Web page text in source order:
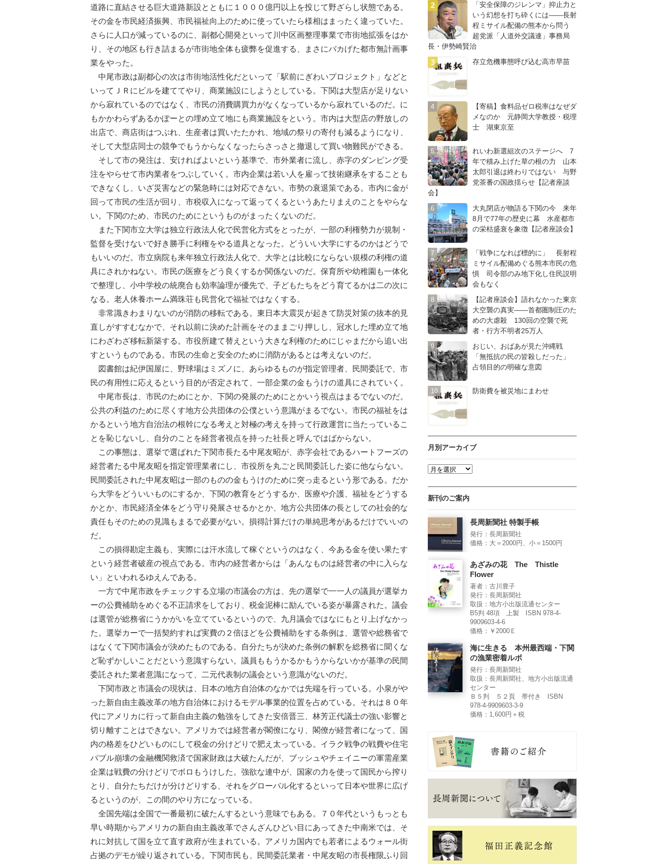
道路に直結させる巨大道路新設とともに１０００億円以上を投じて野ざらし状態である。
その金を市民経済振興、市民福祉向上のために使っていたら様相はまったく違っていた。
さらに人口が減っているのに、副都心開発といって川中区画整理事業で市街地拡張をはか
り、その地区も行き詰まるが市街地全体も疲弊を促進する、まさにバカげた都市無計画事
業をやった。
中尾市政は副都心の次は市街地活性化だといって「駅前にぎわいプロジェクト」などと
いってＪＲにビルを建ててやり、商業施設にしようとしている。下関は大型店が足りない
から寂れているのではなく、市民の消費購買力がなくなっているから寂れているのだ。に
もかかわらずあるかぽーとの埋め立て地にも商業施設をという。市内は大型店の野放しの
出店で、商店街はつぶれ、生産者は買いたたかれ、地域の祭りの寄付も減るようになり、
そして大型店同士の競争でもうからなくなったらさっさと撤退して買い物難民ができる。
そして市の発注は、安ければよいという基準で、市外業者に流し、赤字のダンピング受
注をやらせて市内業者をつぶしていく。市内企業は若い人を雇って技術継承をすることも
できなくし、いざ災害などの緊急時には対応できない。市勢の衰退策である。市内に金が
回って市民の生活が回り、市税収入になって返ってくるというあたりまえのことをやらな
い。下関のため、市民のためにというものがまったくないのだ。
また下関市立大学は独立行政法人化で民営化方式をとったが、一部の利権勢力が規制・
監督を受けないで好き勝手に利権をやる道具となった。どういい大学にするのかはどうで
もいいのだ。市立病院も来年独立行政法人化で、大学とは比較にならない規模の利権の道
具にされかねない。市民の医療をどう良くするか関係ないのだ。保育所や幼稚園も一体化
で整理し、小中学校の統廃合も効率論理が優先で、子どもたちをどう育てるかは二の次に
なる。老人休養ホーム満珠荘も民営化で福祉ではなくする。
非常識きわまりないのが消防の移転である。東日本大震災が起きて防災対策の抜本的見
直しがすすむなかで、それ以前に決めた計画をそのままごり押しし、冠水した埋め立て地
にわざわざ移転新築する。市役所建て替えという大きな利権のためにじゃまだから追い出
すというものである。市民の生命と安全のために消防があるとは考えないのだ。
図書館は紀伊国屋に、野球場はミズノに、あらゆるものが指定管理者、民間委託で、市
民の有用性に応えるという目的が否定されて、一部企業の金もうけの道具にされていく。
中尾市長は、市民のためにとか、下関の発展のためにとかいう視点はまるでないのだ。
公共の利益のために尽くす地方公共団体の公僕という意識がまるでない。市民の福祉をは
かるという地方自治法の根幹になる考えと対極の考えを持って行政運営に当たっているこ
とを恥じないし、自分のことを経営者視点を持った社長と呼んではばからない。
この事態は、選挙で選ばれた下関市長たる中尾友昭が、赤字会社であるハートフーズの
経営者たる中尾友昭を指定管理業者にし、市役所を丸ごと民間委託した姿に他ならない。
民間委託された中尾友昭は一部のものの金もうけのために突っ走るという形である。だか
ら大学をどういいものにするか、下関の教育をどうするか、医療や介護、福祉をどうする
かとか、市民経済全体をどう守り発展させるかとか、地方公共団体の長としての社会的な
責任もそのための見識もまるで必要がない。損得計算だけの単純思考があるだけでいいの
だ。
この損得勘定主義も、実際には汗水流して稼ぐというのはなく、今ある金を使い果たす
という経営者破産の視点である。市内の経営者からは「あんなものは経営者の中に入らな
い」といわれるゆえんである。
一方で中尾市政をチェックする立場の市議会の方は、先の選挙で一一人の議員が選挙カ
ーの公費補助をめぐる不正請求をしており、税金泥棒に励んでいる姿が暴露された。議会
は選管が総務省にうかがいを立てているというので、九月議会ではなにもとり上げなかっ
た。選挙カーで一括契約すれば実費の２倍ほどを公費補助をする条例は、選管や総務省で
はなくて下関市議会が決めたものである。自分たちが決めた条例の解釈を総務省に聞くな
ど恥ずかしいことだという意識すらない。議員ももうかるかもうからないかが基準の民間
委託された業者意識になって、二元代表制の議会という意識がないのだ。
下関市政と市議会の現状は、日本の地方自治体のなかでは先端を行っている。小泉がや
った新自由主義改革の地方自治体におけるモデル事業的位置を占めている。それは８０年
代にアメリカに行って新自由主義の勉強をしてきた安倍晋三、林芳正代議士の強い影響と
切り離すことはできない。アメリカでは経営者が閣僚になり、閣僚が経営者になって、国
内の格差をひどいものにして税金の分けどりで肥え太っている。イラク戦争の戦費や住宅
バブル崩壊の金融機関救済で国家財政は大破たんだが、ブッシュやチェイニーの軍需産業
企業は戦費の分けどりでボロもうけした。強欲な連中が、国家の力を使って国民から搾り
とり、自分たちだけが分けどりする、それをグローバル化するといって日本や世界に広げ
るというのが、この間のやり方になっている。
全国先端は全国で一番最初に破たんするという意味でもある。７０年代というもっとも
早い時期からアメリカの新自由主義改革でさんざんひどい目にあってきた中南米では、そ
れに対抗して国を立て直す政府が生まれている。アメリカ国内でも若者によるウォール街
占拠のデモが繰り返されている。下関市民も、民間委託業者・中尾友昭の市長権限ふり回
「安全保障のジレンマ」抑止力と
いう幻想を打ち砕くには――長射
程ミサイル配備の熊本から問う
超党派「人道外交議連」事務局
長・伊勢崎賢治
存立危機事態呼び込む高市早苗
【寄稿】食料品ゼロ税率はなぜダ
メなのか 元静岡大学教授・税理
士 湖東京至
れいわ新選組次のステージへ 7
年で積み上げた草の根の力 山本
太郎引退は終わりではない 与野
党茶番の国政揺らせ【記者座談
会】
大丸閉店が物語る下関の今 来年
8月で77年の歴史に幕 水産都市
の栄枯盛衰を象徴【記者座談会】
「戦争になれば標的に」 長射程
ミサイル配備めぐる熊本市民の危
惧 司令部のみ地下化し住民説明
会もなく
【記者座談会】語れなかった東京
大空襲の真実――首都圏制圧のた
めの大虐殺 130回の空襲で死
者・行方不明者25万人
おじい、おばあが見た沖縄戦
「無抵抗の民の皆殺しだった」
占領目的の明確な意図
防衛費を被災地にまわせ
月別アーカイブ
新刊のご案内
長周新聞社 特製手帳
発行：長周新聞社
価格：大＝2000円、小＝1500円
あざみの花 The Thistle
Flower
著者：古川豊子
発行：長周新聞社
取扱：地方小出版流通センター
B5判 48項 上製 ISBN 978-4-
9909603-4-6
価格：￥2000Ｅ
海に生きる 本州最西端・下関
の漁業密着ルポ
発行：長周新聞社
取扱：長周新聞社、地方小出版流通
センター
Ｂ５判 ５２頁 帯付き ISBN
978-4-9909603-3-9
価格：1,600円＋税